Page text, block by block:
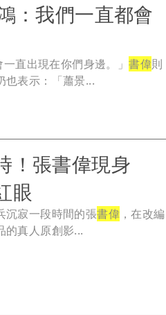
：我們一直都會
直出現在你們身邊。」書偉則
也表示：「蕭景...
！張書偉現身
眼
沉寂一段時間的張書偉，在改編
的真人原創影...